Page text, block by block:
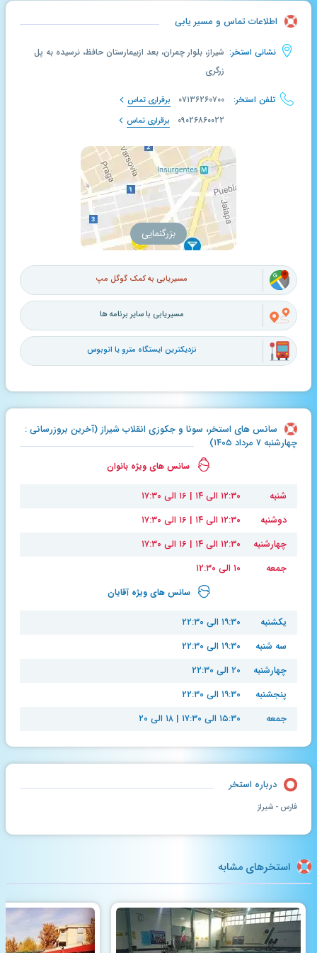
اطلاعات تماس و مسیر یابی
نشانی استخر: شیراز، بلوار چمران، بعد ازبیمارستان حافظ، نرسیده به پل
زرگری
تلفن استخر: ۰۷۱۳۶۲۶۰۷۰۰ برقراری تماس
۰۹۰۲۶۸۶۰۰۲۲ برقراری تماس
بزرگنمایی
مسیریابی به کمک گوگل مپ
مسیریابی با سایر برنامه ها
نزدیکترین ایستگاه مترو یا اتوبوس
سانس های استخر، سونا و جکوزی انقلاب شیراز (آخرین بروزرسانی :
چهارشنبه ۷ مرداد ۱۴۰۵)
سانس های ویژه بانوان
شنبه
۱۲:۳۰ الی ۱۴ | ۱۶ الی ۱۷:۳۰
دوشنبه
۱۲:۳۰ الی ۱۴ | ۱۶ الی ۱۷:۳۰
چهارشنبه
۱۲:۳۰ الی ۱۴ | ۱۶ الی ۱۷:۳۰
جمعه
۱۰ الی ۱۲:۳۰
سانس های ویژه آقایان
یکشنبه
۱۹:۳۰ الی ۲۲:۳۰
سه شنبه
۱۹:۳۰ الی ۲۲:۳۰
چهارشنبه
۲۰ الی ۲۲:۳۰
پنجشنبه
۱۹:۳۰ الی ۲۲:۳۰
جمعه
۱۵:۳۰ الی ۱۷:۳۰ | ۱۸ الی ۲۰
درباره استخر
فارس - شیراز
استخرهای مشابه